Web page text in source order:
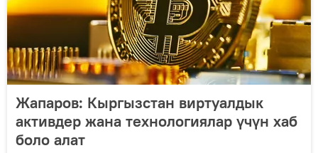
Жапаров: Кыргызстан виртуалдык
активдер жана технологиялар үчүн хаб
боло алат